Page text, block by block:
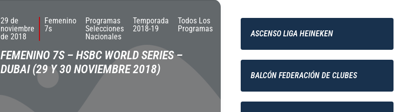
29 de
noviembre
de 2018
Femenino
7s
Programas
Selecciones
Nacionales
Temporada
2018-19
Todos Los
Programas
FEMENINO 7S – HSBC WORLD SERIES –
DUBAI (29 Y 30 NOVIEMBRE 2018)
ASCENSO LIGA HEINEKEN
BALCÓN FEDERACIÓN DE CLUBES